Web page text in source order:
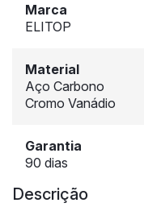
Marca
ELITOP
Material
Aço Carbono
Cromo Vanádio
Garantia
90 dias
Descrição